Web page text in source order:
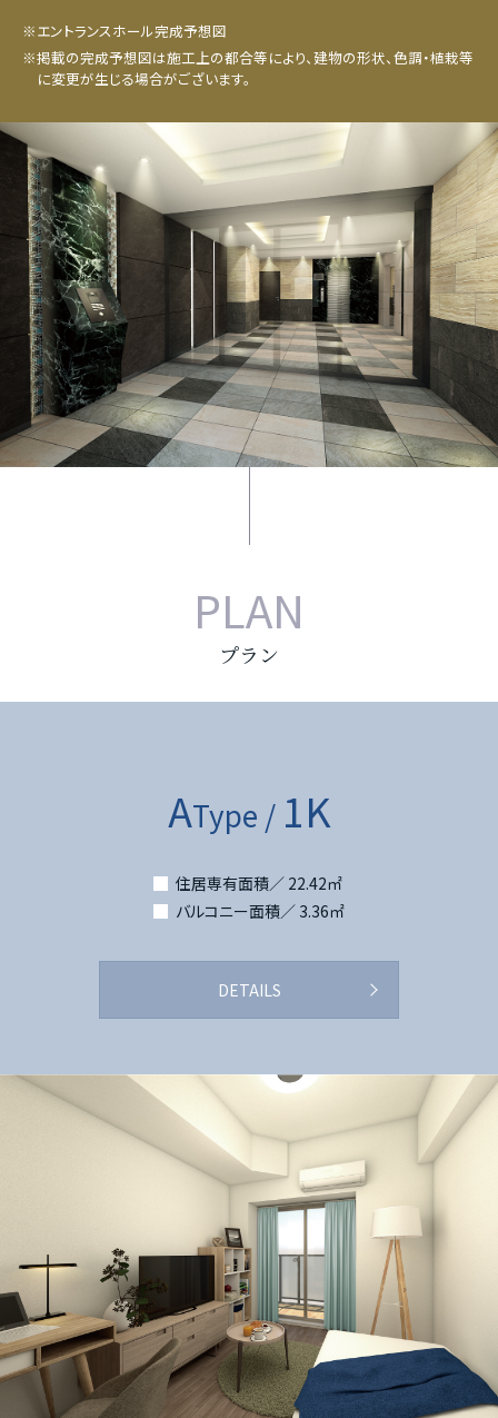
※エントランスホール完成予想図
※掲載の完成予想図は施工上の都合等により、建物の形状、色調・植栽等
に変更が生じる場合がございます。
PLAN
プラン
AType / 1K
住居専有面積／ 22.42㎡
バルコニー面積／ 3.36㎡
DETAILS